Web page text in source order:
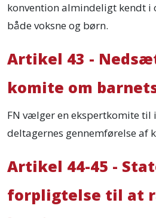
konvention almindeligt kendt
både voksne og børn.
Artikel 43 -
komite om
FN vælger en ekspertkomite
deltagernes gennemførelse af
Artikel 44-45 -
forpligtelse til at